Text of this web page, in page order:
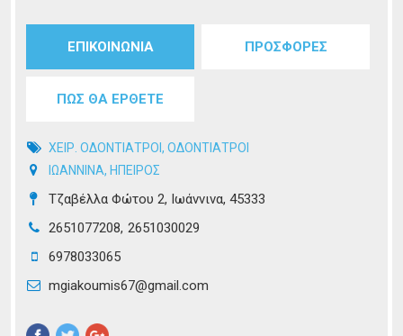
Tabs group καταχώρησης
ΕΠΙΚΟΙΝΩΝΙΑ
καρτέλα)
ΠΡΟΣΦΟΡΕΣ
ΠΩΣ ΘΑ ΕΡΘΕΤΕ
ΧΕΙΡ. ΟΔΟΝΤΙΑΤΡΟΙ, ΟΔΟΝΤΙΑΤΡΟΙ
ΙΩΑΝΝΙΝΑ, ΗΠΕΙΡΟΣ
Τζαβέλλα Φώτου 2, Ιωάννινα, 45333
2651077208 2651030029
6978033065
mgiakoumis67@gmail.com